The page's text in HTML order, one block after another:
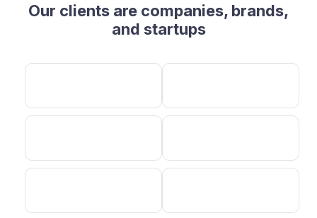
Our clients are companies, brands,
and startups